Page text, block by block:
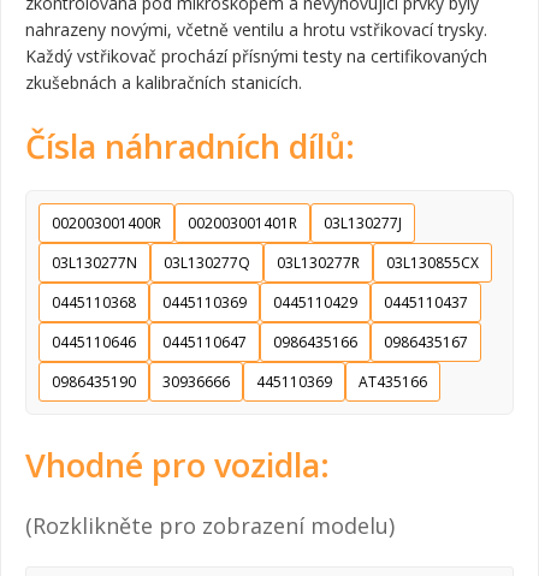
nahrazeny novými, včetně ventilu a hrotu vstřikovací trysky.
Každý vstřikovač prochází přísnými testy na certifikovaných
zkušebnách a kalibračních stanicích.
Čísla náhradních dílů:
002003001400R 002003001401R
03L130277J
03L130277N
03L130277Q 03L130277R
03L130855CX
0445110368
0445110369 0445110429
0445110437
0445110646
0445110647 0986435166
0986435167
0986435190
30936666 445110369 AT435166
Vhodné pro vozidla:
(Rozklikněte pro zobrazení modelu)